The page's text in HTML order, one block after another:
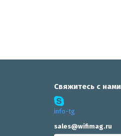
Свяжитесь с нами
info-tg
sales@wifimag.ru